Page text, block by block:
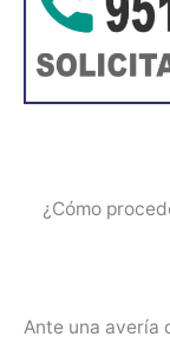
¿Cómo
Ante una avería